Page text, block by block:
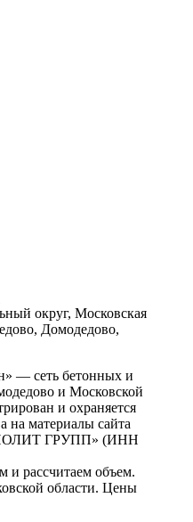
округ, Московская
Домодедово,
— сеть бетонных и
и Московской
и охраняется
на материалы сайта
ГРУПП» (ИНН
и рассчитаем объем.
области. Цены